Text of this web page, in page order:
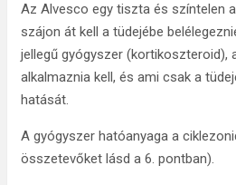
Az Alvesco egy tiszta és színtelen
szájon át kell a tüdejébe
jellegű gyógyszer (kortikoszteroid),
alkalmaznia kell, és ami csak a
hatását.
A gyógyszer hatóanyaga a
összetevőket lásd a 6. pontban).